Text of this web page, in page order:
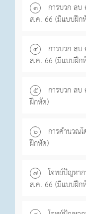
๓
การบวก ลบ
ส.ค. 66 (มีแบบฝึก
๔
การบวก ลบ
ส.ค. 66 (มีแบบฝึก
๕
การบวก ล
ฝึกหัด)
๖
การคำนวณ
ฝึกหัด)
๗
โจทย์ปัญหา
ส.ค. 66 (มีแบบฝึก